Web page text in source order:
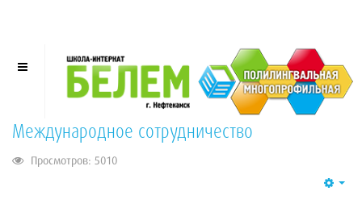
Международное сотрудничество
Просмотров: 5010